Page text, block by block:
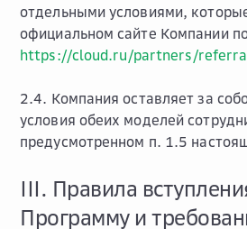
отдельными условиями,
официальном сайте Компании
https://cloud.ru/partners/
2.4. Компания оставляет за
условия обеих моделей
предусмотренном п. 1.5
III. Правила
Программу и